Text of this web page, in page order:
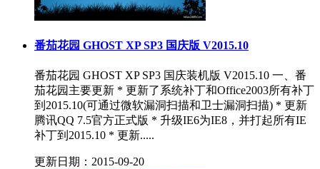
番茄花园 GHOST XP SP3 国庆版 V2015.10
番茄花园 GHOST XP SP3 国庆装机版 V2015.10 一、番
茄花园主要更新 * 更新了系统补丁和Office2003所有补丁
到2015.10(可通过微软漏洞扫描和卫士漏洞扫描) * 更新
腾讯QQ 7.5官方正式版 * 升级IE6为IE8，并打起所有IE
补丁到2015.10 * 更新.....
更新日期：2015-09-20